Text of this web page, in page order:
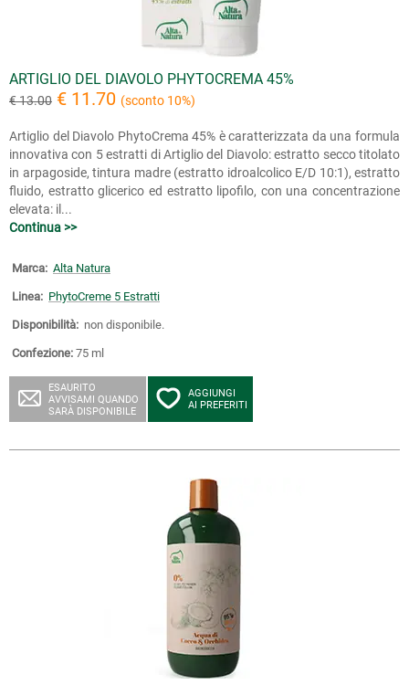
ARTIGLIO DEL DIAVOLO PHYTOCREMA 45%
€ 13.00 € 11.70 (sconto 10%)
Artiglio del Diavolo PhytoCrema 45% è caratterizzata da una formula
innovativa con 5 estratti di Artiglio del Diavolo: estratto secco titolato
in arpagoside, tintura madre (estratto idroalcolico E/D 10:1), estratto
fluido, estratto glicerico ed estratto lipofilo, con una concentrazione
elevata: il...
Continua >>
Marca: Alta Natura
Linea: PhytoCreme 5 Estratti
Disponibilità: non disponibile.
Confezione: 75 ml
ESAURITO
AVVISAMI QUANDO
SARÀ DISPONIBILE
AGGIUNGI
AI PREFERITI